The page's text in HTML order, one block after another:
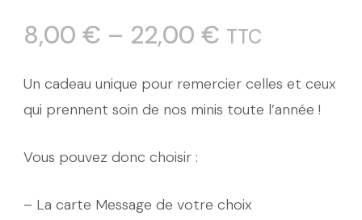
8,00 € – 22,00 € TTC
Un cadeau unique pour remercier celles et ceux
qui prennent soin de nos minis toute l’année !
Vous pouvez donc choisir :
– La carte Message de votre choix